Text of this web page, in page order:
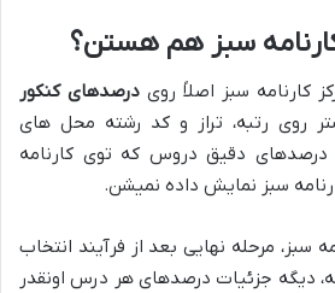
سبز هم هستن؟
کارنامه سبز اصلاً روی درصدهای کنکور
روی رتبه، تراز و کد رشته محل های
درصدهای دقیق دروس که توی کارنامه
سبز نمایش داده نمیشن.
سبز، مرحله نهایی بعد از فرآیند انتخاب
دیگه جزئیات درصدهای هر درس اونقدر